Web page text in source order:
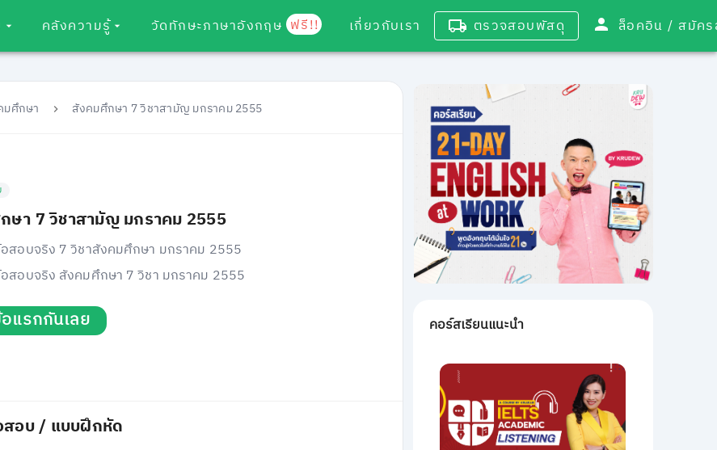
คลังความรู้ วัดทักษะภาษาอังกฤษ ฟรี!! เกี่ยวกับเรา ตรวจสอบพัสดุ ล็อคอิน /
มศึกษา สังคมศึกษา 7 วิชาสามัญ มกราคม 2555
ษา 7 วิชาสามัญ มกราคม 2555
สอบจริง 7 วิชาสังคมศึกษา มกราคม 2555
สอบจริง สังคมศึกษา 7 วิชา มกราคม 2555
แรกกันเลย
สอบ / แบบฝึกหัด
คอร์สเรียนแนะนำ